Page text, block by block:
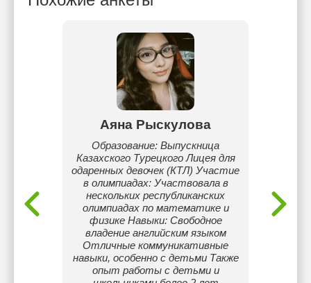
Аяна Рыскулова
Образование: Выпускница
Казахского Турецкого Лицея для
одаренных девочек (КТЛ) Участие
в олимпиадах: Участвовала в
нескольких республиканских
олимпиадах по математике и
физике Навыки: Свободное
владение английским языком
Отличные коммуникативные
навыки, особенно с детьми Также
опыт работы с детьми и